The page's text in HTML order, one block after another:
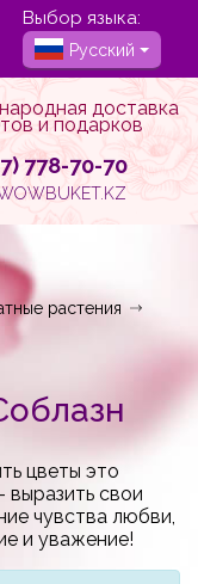
Выбор языка:
Русский
доставка
и подарков
778-70-70
растения
цветы это
выразить свои
чувства любви,
и уважение!